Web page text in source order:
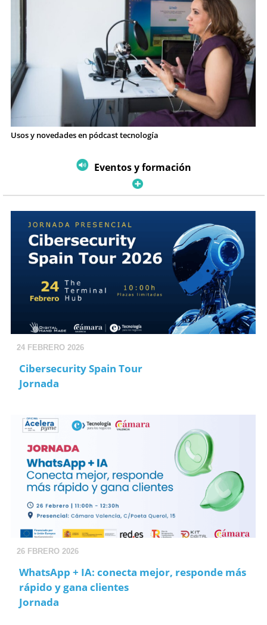
Usos y novedades en pódcast tecnología
Eventos y formación
24 FEBRERO 2026
Cibersecurity Spain Tour
Jornada
26 FBRERO 2026
WhatsApp + IA: conecta mejor, responde más
rápido y gana clientes
Jornada